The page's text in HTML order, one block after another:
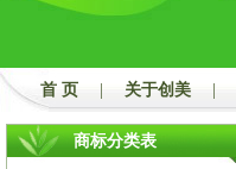
首 页 关于创美
商标分类表